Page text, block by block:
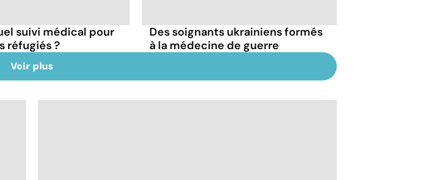
suivi médical pour
réfugiés ?
Des soignants ukrainiens formés
à la médecine de guerre
Voir plus